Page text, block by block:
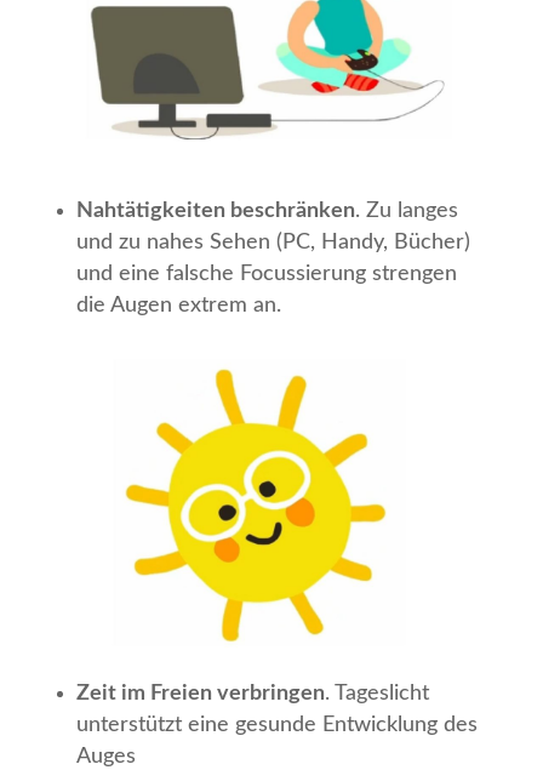
Nahtätigkeiten beschränken. Zu langes
und zu nahes Sehen (PC, Handy, Bücher)
und eine falsche Focussierung strengen
die Augen extrem an.
Zeit im Freien verbringen. Tageslicht
unterstützt eine gesunde Entwicklung des
Auges